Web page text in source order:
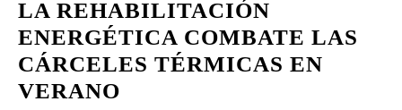
LA REHABILITACIÓN
ENERGÉTICA COMBATE LAS
CÁRCELES TÉRMICAS EN
VERANO